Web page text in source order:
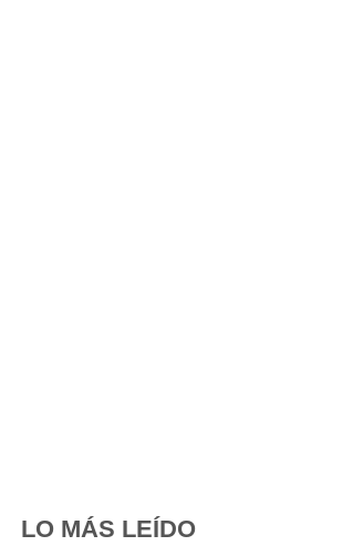
LO MÁS LEÍDO